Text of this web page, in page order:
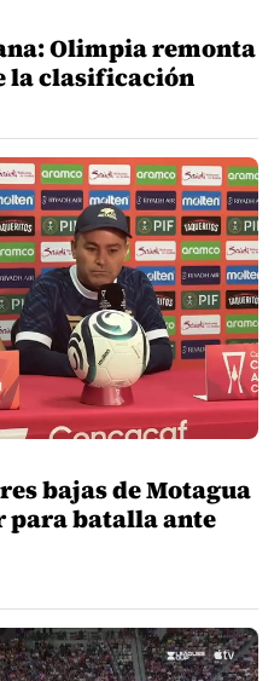
Olimpia remonta
la clasificación
bajas de Motagua
para batalla ante